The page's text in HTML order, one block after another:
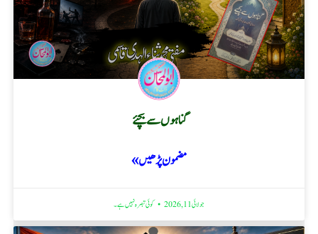
گناہوں سے بچئے
مضمون پڑھیں »
جولائی 11, 2026 کوئی تبصرہ نہیں ہے۔